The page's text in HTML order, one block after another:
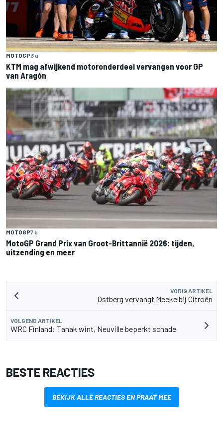
MOTOGP3 u
KTM mag afwijkend motoronderdeel vervangen voor GP
van Aragón
MOTOGP7 u
MotoGP Grand Prix van Groot-Brittannië 2026: tijden,
uitzending en meer
VORIG ARTIKEL
Ostberg vervangt Meeke bij Citroën
VOLGEND ARTIKEL
WRC Finland: Tanak wint, Neuville beperkt schade
BESTE REACTIES
BEKIJK ALLE REACTIES EN PRAAT MEE